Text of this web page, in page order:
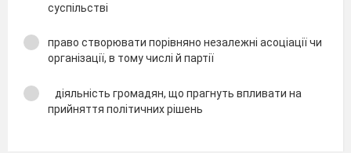
суспільстві
право створювати порівняно незалежні асоціації чи
організації, в тому числі й партії
діяльність громадян, що прагнуть впливати на
прийняття політичних рішень